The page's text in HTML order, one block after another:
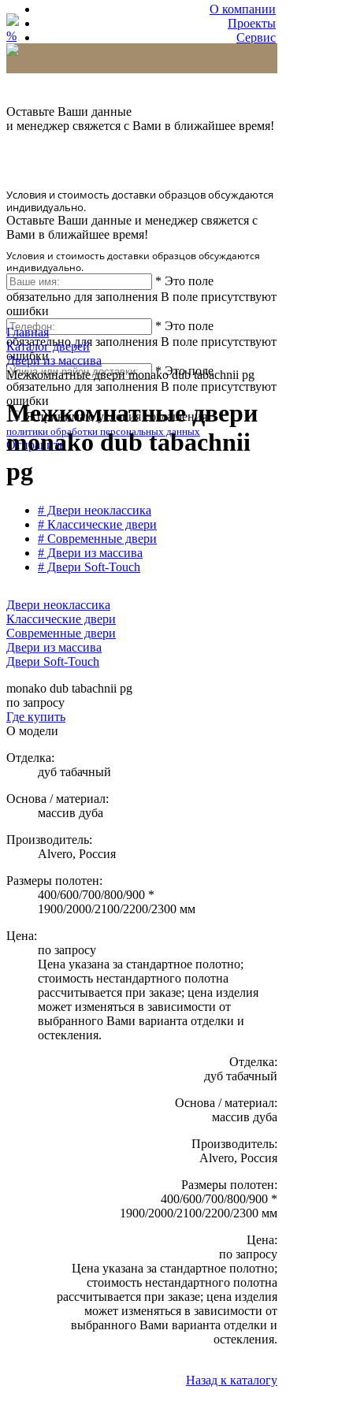
О компании
Проекты
Сервис
%
Оставьте Ваши данные
и менеджер свяжется с Вами в ближайшее время!
Условия и стоимость доставки образцов обсуждаются
индивидуально.
Оставьте Ваши данные и менеджер свяжется с
Вами в ближайшее время!
Условия и стоимость доставки образцов обсуждаются
индивидуально.
* Это поле
обязательно для заполнения В поле присутствуют
ошибки
* Это поле
обязательно для заполнения В поле присутствуют
ошибки
* Это поле
обязательно для заполнения В поле присутствуют
ошибки
Я принимаю условия соглашения
политики обработки персональных данных
Отправить
Главная
Каталог дверей
Двери из массива
Межкомнатные двери monako dub tabachnii pg
Межкомнатные двери
monako dub tabachnii
pg
# Двери неоклассика
# Классические двери
# Современные двери
# Двери из массива
# Двери Soft-Touch
Двери неоклассика
Классические двери
Современные двери
Двери из массива
Двери Soft-Touch
monako dub tabachnii pg
по запросу
Где купить
О модели
Отделка:
дуб табачный
Основа / материал:
массив дуба
Производитель:
Alvero, Россия
Размеры полотен:
400/600/700/800/900 *
1900/2000/2100/2200/2300 мм
Цена:
по запросу
Цена указана за стандартное полотно;
стоимость нестандартного полотна
рассчитывается при заказе; цена изделия
может изменяться в зависимости от
выбранного Вами варианта отделки и
остекления.
Отделка:
дуб табачный
Основа / материал:
массив дуба
Производитель:
Alvero, Россия
Размеры полотен:
400/600/700/800/900 *
1900/2000/2100/2200/2300 мм
Цена:
по запросу
Цена указана за стандартное полотно;
стоимость нестандартного полотна
рассчитывается при заказе; цена изделия
может изменяться в зависимости от
выбранного Вами варианта отделки и
остекления.
Назад к каталогу